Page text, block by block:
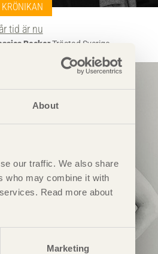
About
our traffic. We also share
who may combine it with
Read more about
Marketing
KRÖNIKAN
tid är nu
BeckerTrästad Sverige